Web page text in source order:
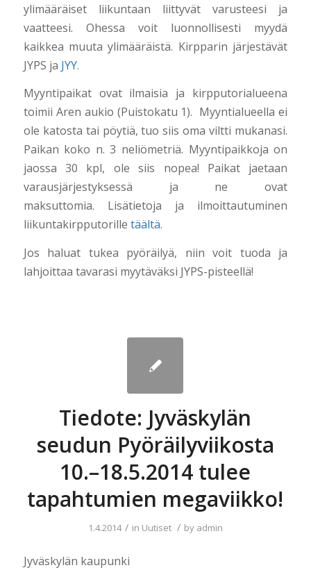
ylimääräiset liikuntaan liittyvät varusteesi ja
vaatteesi. Ohessa voit luonnollisesti myydä
kaikkea muuta ylimääräistä. Kirpparin järjestävät
JYPS ja JYY.
Myyntipaikat ovat ilmaisia ja kirpputorialueena
toimii Aren aukio (Puistokatu 1). Myyntialueella ei
ole katosta tai pöytiä, tuo siis oma viltti mukanasi.
Paikan koko n. 3 neliömetriä. Myyntipaikkoja on
jaossa 30 kpl, ole siis nopea! Paikat jaetaan
varausjärjestyksessä ja ne ovat
maksuttomia. Lisätietoja ja ilmoittautuminen
liikuntakirpputorille täältä.
Jos haluat tukea pyöräilyä, niin voit tuoda ja
lahjoittaa tavarasi myytäväksi JYPS-pisteellä!
Tiedote: Jyväskylän
seudun Pyöräilyviikosta
10.–18.5.2014 tulee
tapahtumien megaviikko!
1.4.2014 / in Uutiset / by admin
Jyväskylän kaupunki